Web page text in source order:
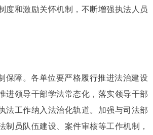
度和激励关怀机制，不断增强执法人员
保障。各单位要严格履行推进法治建设
进领导干部学法常态化，落实领导干部
法工作纳入法治化轨道。加强与司法部
制员队伍建设、案件审核等工作机制，